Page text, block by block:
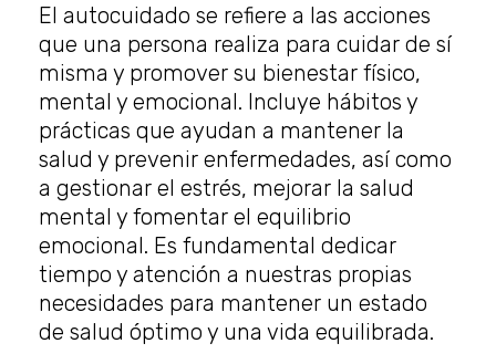
El autocuidado se refiere a las acciones
que una persona realiza para cuidar de sí
misma y promover su bienestar físico,
mental y emocional. Incluye hábitos y
prácticas que ayudan a mantener la
salud y prevenir enfermedades, así como
a gestionar el estrés, mejorar la salud
mental y fomentar el equilibrio
emocional. Es fundamental dedicar
tiempo y atención a nuestras propias
necesidades para mantener un estado
de salud óptimo y una vida equilibrada.